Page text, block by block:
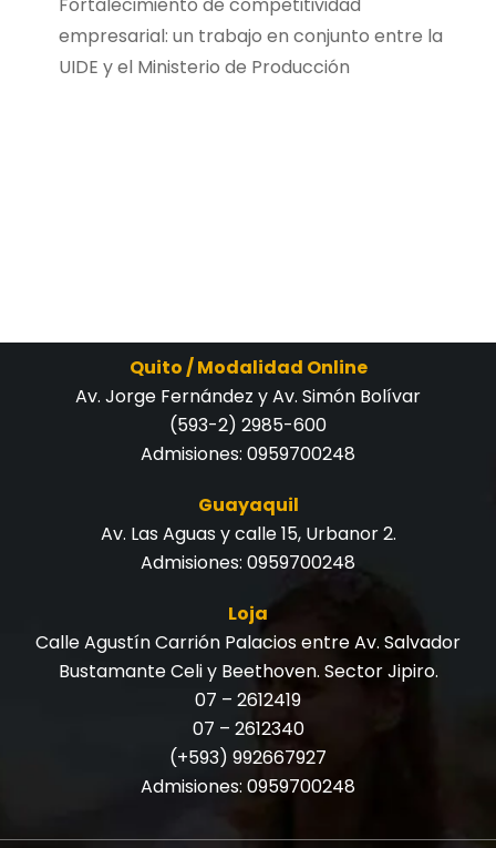
empresarial: un trabajo en conjunto entre la
UIDE y el Ministerio de Producción
Quito / Modalidad Online
Av. Jorge Fernández y Av. Simón Bolívar
(593-2) 2985-600
Admisiones: 0959700248
Guayaquil
Av. Las Aguas y calle 15, Urbanor 2.
Admisiones: 0959700248
Loja
Calle Agustín Carrión Palacios entre Av. Salvador
Bustamante Celi y Beethoven. Sector Jipiro.
07 – 2612419
07 – 2612340
(+593) 992667927
Admisiones: 0959700248